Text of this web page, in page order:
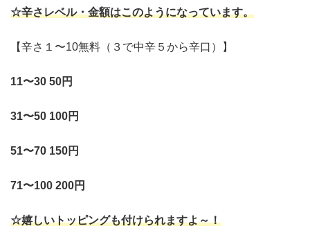
☆辛さレベル・金額はこのようになっています。
【辛さ１〜10無料（３で中辛５から辛口）】
11〜30 50円
31〜50 100円
51〜70 150円
71〜100 200円
☆嬉しいトッピングも付けられますよ～！